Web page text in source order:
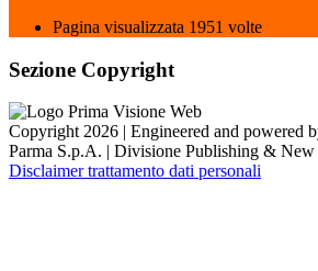
Pagina visualizzata 1951 volte
Sezione Copyright
Copyright 2026 | Engineered and powered
Parma S.p.A. | Divisione Publishing &
Disclaimer trattamento dati personali